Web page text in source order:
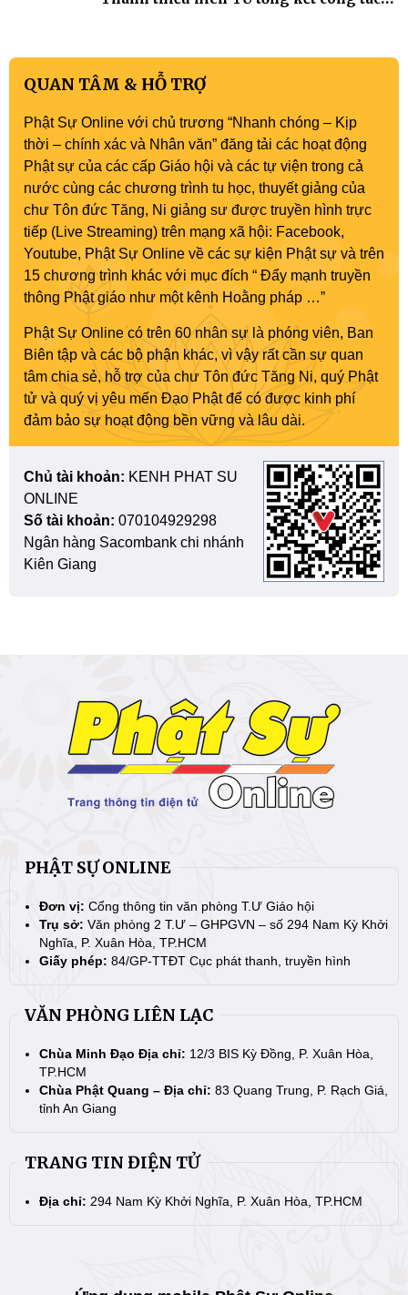
QUAN TÂM & HỖ TRỢ
Phật Sự Online với chủ trương “Nhanh chóng – Kịp
thời – chính xác và Nhân văn” đăng tải các hoạt động
Phật sự của các cấp Giáo hội và các tự viện trong cả
nước cùng các chương trình tu học, thuyết giảng của
chư Tôn đức Tăng, Ni giảng sư được truyền hình trực
tiếp (Live Streaming) trên mạng xã hội: Facebook,
Youtube, Phật Sự Online về các sự kiện Phật sự và trên
15 chương trình khác với mục đích “ Đẩy mạnh truyền
thông Phật giáo như một kênh Hoằng pháp …”
Phật Sự Online có trên 60 nhân sự là phóng viên, Ban
Biên tập và các bộ phận khác, vì vậy rất cần sự quan
tâm chia sẻ, hỗ trợ của chư Tôn đức Tăng Ni, quý Phật
tử và quý vị yêu mến Đạo Phật để có được kinh phí
đảm bảo sự hoạt động bền vững và lâu dài.
Chủ tài khoản: KENH PHAT SU
ONLINE
Số tài khoản: 070104929298
Ngân hàng Sacombank chi nhánh
Kiên Giang
PHẬT SỰ ONLINE
Đơn vị: Cổng thông tin văn phòng T.Ư Giáo hội
Trụ sở: Văn phòng 2 T.Ư – GHPGVN – số 294 Nam Kỳ Khởi
Nghĩa, P. Xuân Hòa, TP.HCM
Giấy phép: 84/GP-TTĐT Cục phát thanh, truyền hình
VĂN PHÒNG LIÊN LẠC
Chùa Minh Đạo Địa chỉ: 12/3 BIS Kỳ Đồng, P. Xuân Hòa,
TP.HCM
Chùa Phật Quang – Địa chỉ: 83 Quang Trung, P. Rạch Giá,
tỉnh An Giang
TRANG TIN ĐIỆN TỬ
Địa chỉ: 294 Nam Kỳ Khởi Nghĩa, P. Xuân Hòa, TP.HCM